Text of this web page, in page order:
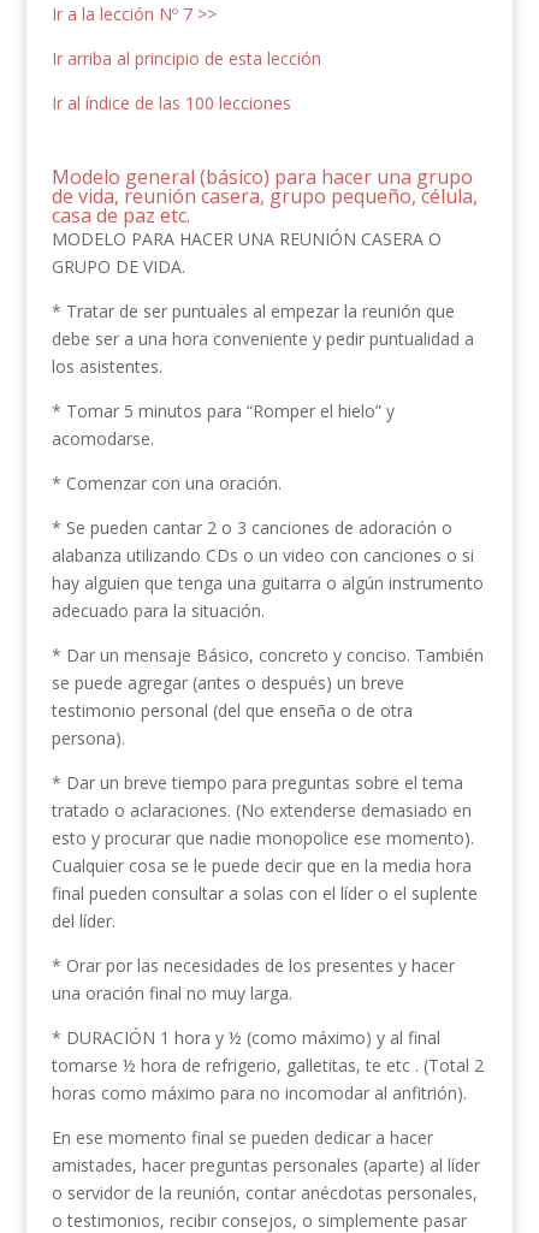
Ir a la lección Nº 7 >>
Ir arriba al principio de esta lección
Ir al índice de las 100 lecciones
Modelo general (básico) para hacer una grupo
de vida, reunión casera, grupo pequeño, célula,
casa de paz etc.
MODELO PARA HACER UNA REUNIÓN CASERA O
GRUPO DE VIDA.
* Tratar de ser puntuales al empezar la reunión que
debe ser a una hora conveniente y pedir puntualidad a
los asistentes.
* Tomar 5 minutos para “Romper el hielo” y
acomodarse.
* Comenzar con una oración.
* Se pueden cantar 2 o 3 canciones de adoración o
alabanza utilizando CDs o un video con canciones o si
hay alguien que tenga una guitarra o algún instrumento
adecuado para la situación.
* Dar un mensaje Básico, concreto y conciso. También
se puede agregar (antes o después) un breve
testimonio personal (del que enseña o de otra
persona).
* Dar un breve tiempo para preguntas sobre el tema
tratado o aclaraciones. (No extenderse demasiado en
esto y procurar que nadie monopolice ese momento).
Cualquier cosa se le puede decir que en la media hora
final pueden consultar a solas con el líder o el suplente
del líder.
* Orar por las necesidades de los presentes y hacer
una oración final no muy larga.
* DURACIÓN 1 hora y ½ (como máximo) y al final
tomarse ½ hora de refrigerio, galletitas, te etc . (Total 2
horas como máximo para no incomodar al anfitrión).
En ese momento final se pueden dedicar a hacer
amistades, hacer preguntas personales (aparte) al líder
o servidor de la reunión, contar anécdotas personales,
o testimonios, recibir consejos, o simplemente pasar